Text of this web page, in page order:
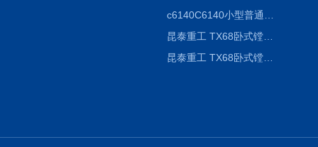
昆泰重工 TX68卧式镗床 镗孔机 镗缸机
昆泰重工 TX68卧式镗床 镗孔机 镗缸机 单柱